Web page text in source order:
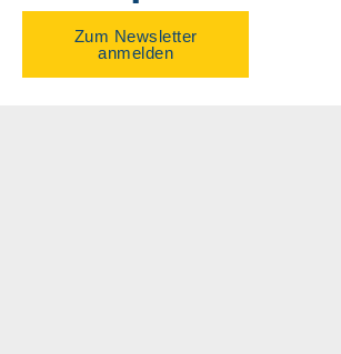
Zum Newsletter
anmelden